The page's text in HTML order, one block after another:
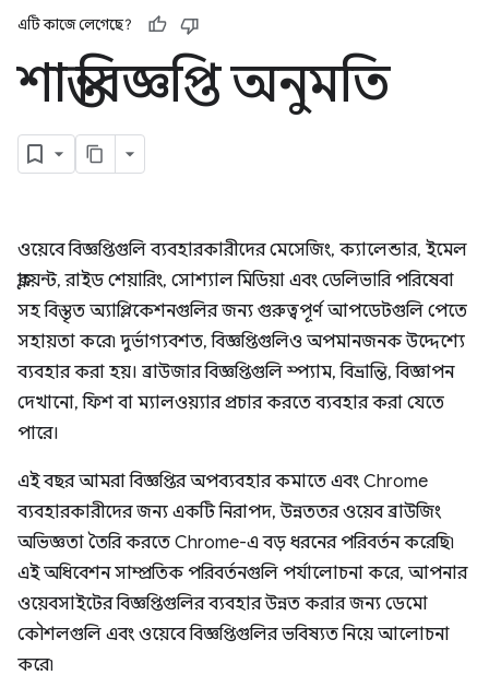
এটি কাজে লেগেছে?
শান্ত বিজ্ঞপ্তি অনুমতি
ওয়েবে বিজ্ঞপ্তিগুলি ব্যবহারকারীদের মেসেজিং, ক্যালেন্ডার, ইমেল
ক্লায়েন্ট, রাইড শেয়ারিং, সোশ্যাল মিডিয়া এবং ডেলিভারি পরিষেবা
সহ বিস্তৃত অ্যাপ্লিকেশনগুলির জন্য গুরুত্বপূর্ণ আপডেটগুলি পেতে
সহায়তা করে৷ দুর্ভাগ্যবশত, বিজ্ঞপ্তিগুলিও অপমানজনক উদ্দেশ্যে
ব্যবহার করা হয়। ব্রাউজার বিজ্ঞপ্তিগুলি স্প্যাম, বিভ্রান্তি, বিজ্ঞাপন
দেখানো, ফিশ বা ম্যালওয়্যার প্রচার করতে ব্যবহার করা যেতে
পারে।
এই বছর আমরা বিজ্ঞপ্তির অপব্যবহার কমাতে এবং Chrome
ব্যবহারকারীদের জন্য একটি নিরাপদ, উন্নততর ওয়েব ব্রাউজিং
অভিজ্ঞতা তৈরি করতে Chrome-এ বড় ধরনের পরিবর্তন করেছি৷
এই অধিবেশন সাম্প্রতিক পরিবর্তনগুলি পর্যালোচনা করে, আপনার
ওয়েবসাইটের বিজ্ঞপ্তিগুলির ব্যবহার উন্নত করার জন্য ডেমো
কৌশলগুলি এবং ওয়েবে বিজ্ঞপ্তিগুলির ভবিষ্যত নিয়ে আলোচনা
করে৷